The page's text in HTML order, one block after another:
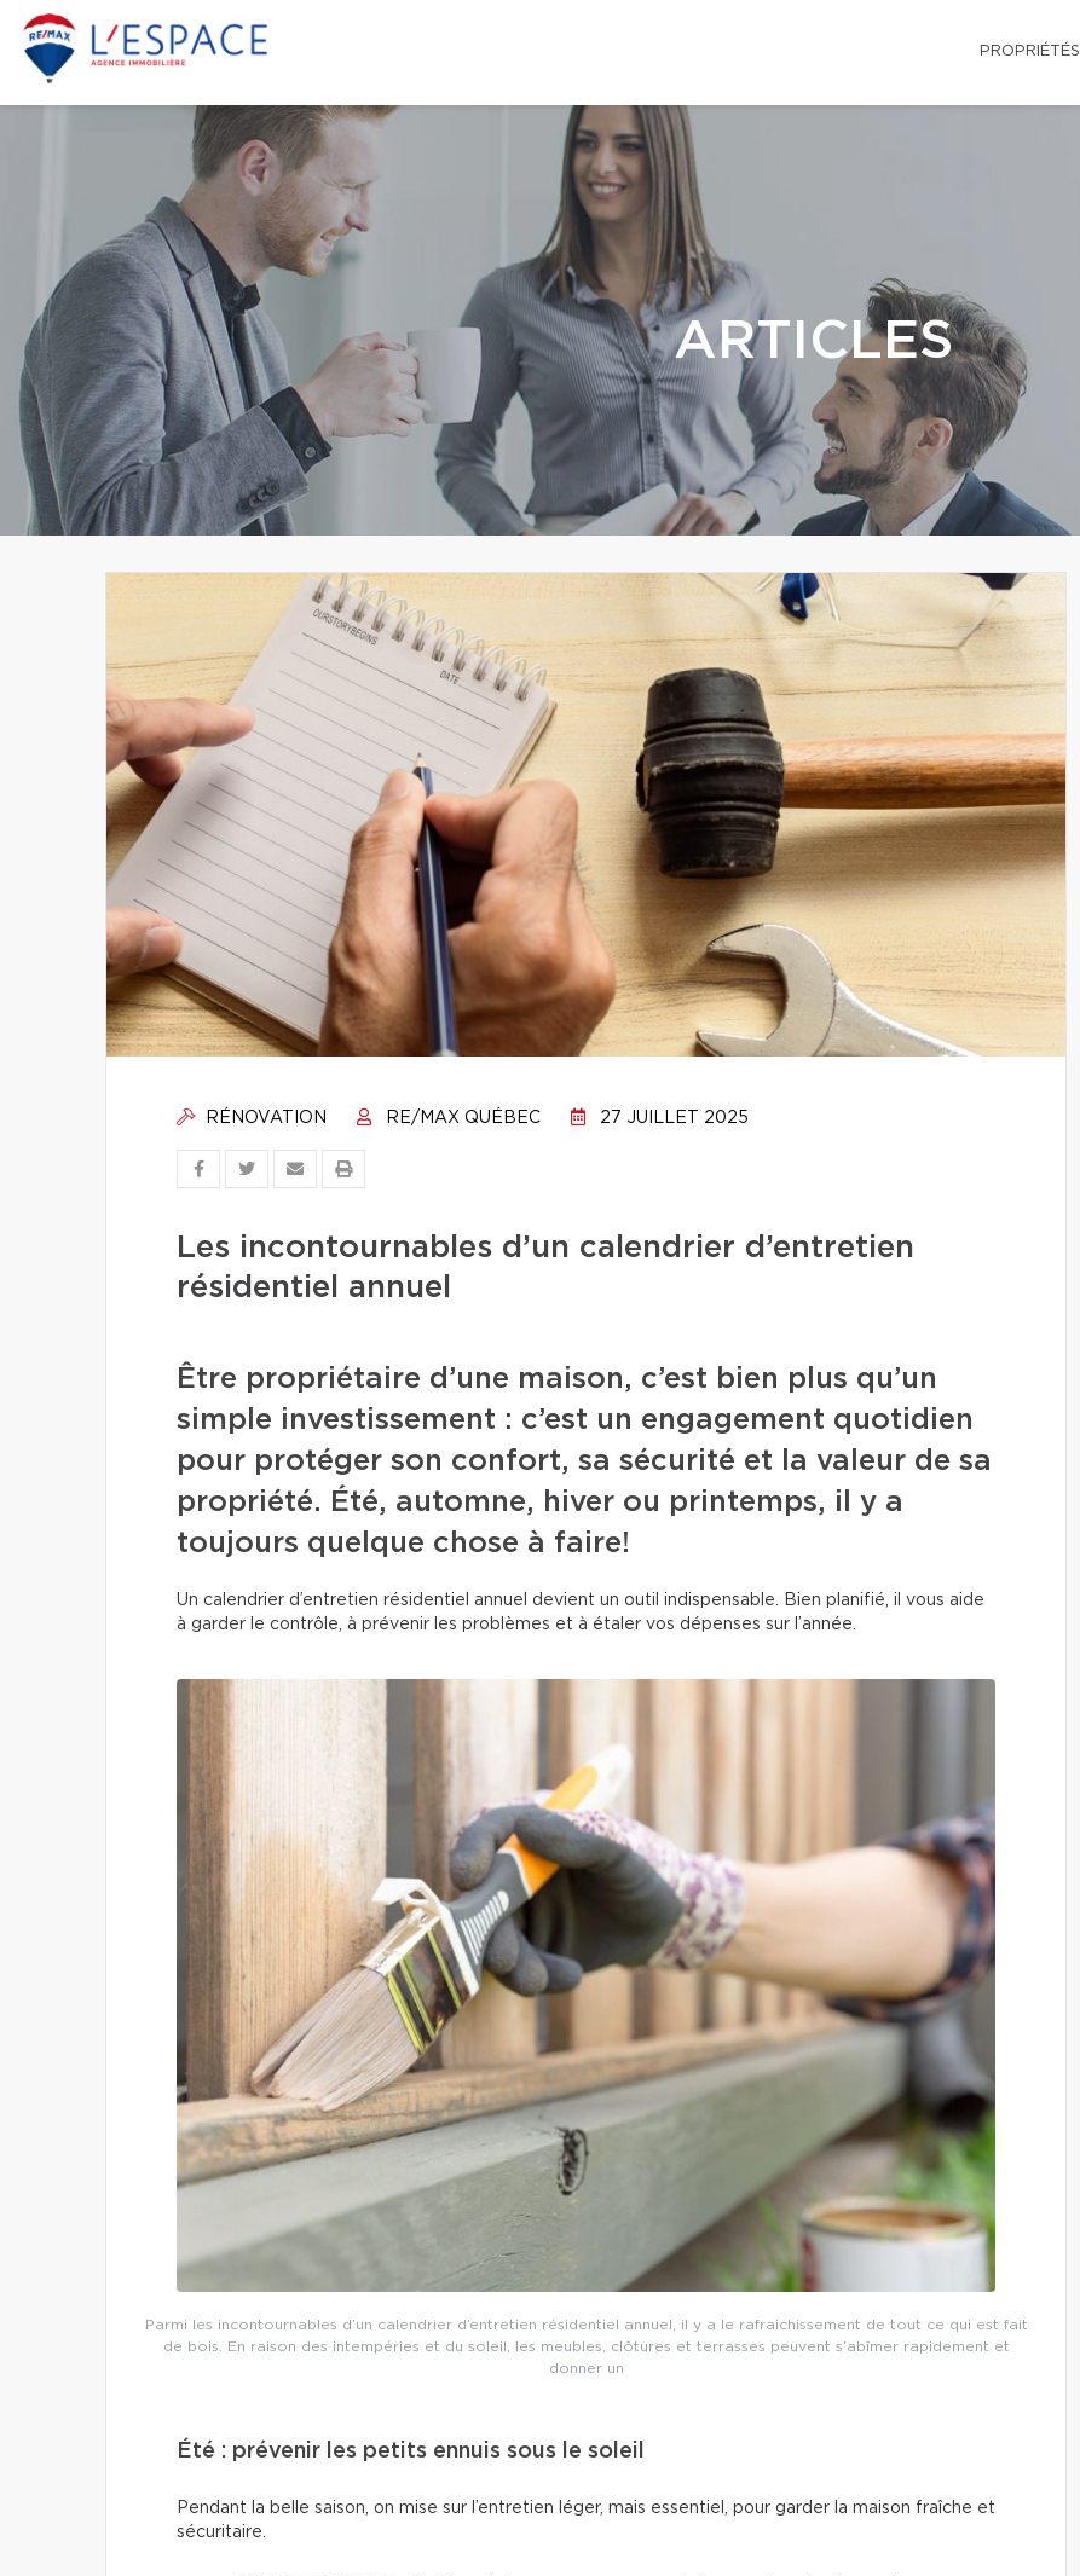
PROPRIÉTÉS
ARTICLES
RÉNOVATION RE/MAX QUÉBEC 27 JUILLET 2025
Les incontournables d’un calendrier d’entretien
résidentiel annuel
Être propriétaire d’une maison, c’est bien plus qu’un
simple investissement : c’est un engagement quotidien
pour protéger son confort, sa sécurité et la valeur de sa
propriété. Été, automne, hiver ou printemps, il y a
toujours quelque chose à faire!
Un calendrier d’entretien résidentiel annuel devient un outil indispensable. Bien planifié, il vous aide
à garder le contrôle, à prévenir les problèmes et à étaler vos dépenses sur l’année.
Parmi les incontournables d’un calendrier d’entretien résidentiel annuel, il y a le rafraichissement de tout ce qui est fait
de bois. En raison des intempéries et du soleil, les meubles, clôtures et terrasses peuvent s’abîmer rapidement et
donner un
Été : prévenir les petits ennuis sous le soleil
Pendant la belle saison, on mise sur l’entretien léger, mais essentiel, pour garder la maison fraîche et
sécuritaire.